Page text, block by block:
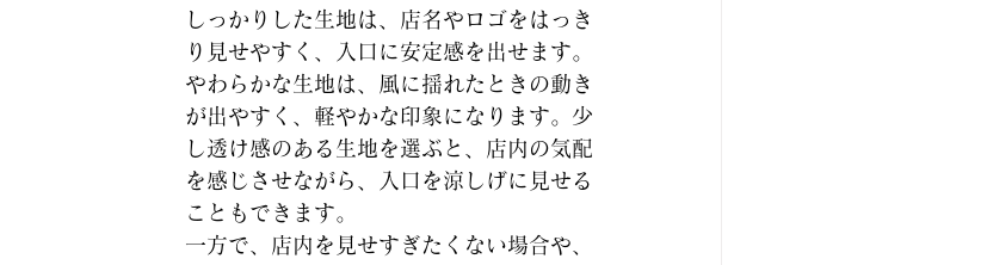
しっかりした生地は、店名やロゴをはっき
り見せやすく、入口に安定感を出せます。
やわらかな生地は、風に揺れたときの動き
が出やすく、軽やかな印象になります。少
し透け感のある生地を選ぶと、店内の気配
を感じさせながら、入口を涼しげに見せる
こともできます。
一方で、店内を見せすぎたくない場合や、